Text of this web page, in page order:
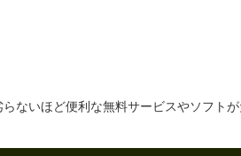
ないほど便利な無料サービスやソフト